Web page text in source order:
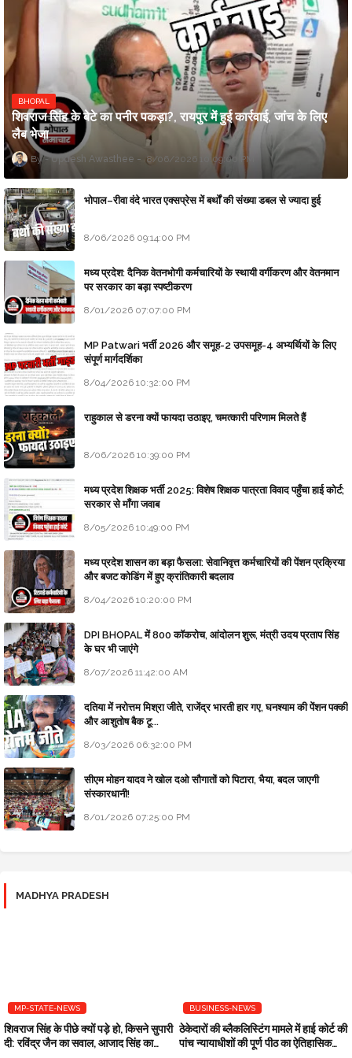
BHOPAL
शिवराज सिंह के बेटे का पनीर पकड़ा?, रायपुर में हुई कार्रवाई, जांच के लिए
लैब भेजा
Updesh Awasthee 8/06/2026 10:09:00 PM
भोपाल–रीवा वंदे भारत एक्सप्रेस में बर्थों की संख्या डबल से ज्यादा हुई
8/06/2026 09:14:00 PM
मध्य प्रदेश: दैनिक वेतनभोगी कर्मचारियों के स्थायी वर्गीकरण और वेतनमान
पर सरकार का बड़ा स्पष्टीकरण
8/01/2026 07:07:00 PM
MP Patwari भर्ती 2026 और समूह-2 उपसमूह-4 अभ्यर्थियों के लिए
संपूर्ण मार्गदर्शिका
8/04/2026 10:32:00 PM
राहुकाल से डरना क्यों फायदा उठाइए, चमत्कारी परिणाम मिलते हैं
8/06/2026 10:39:00 PM
मध्य प्रदेश शिक्षक भर्ती 2025: विशेष शिक्षक पात्रता विवाद पहुँचा हाई कोर्ट;
सरकार से माँगा जवाब
8/05/2026 10:49:00 PM
मध्य प्रदेश शासन का बड़ा फैसला: सेवानिवृत्त कर्मचारियों की पेंशन प्रक्रिया
और बजट कोडिंग में हुए क्रांतिकारी बदलाव
8/04/2026 10:20:00 PM
DPI BHOPAL में 800 कॉकरोच, आंदोलन शुरू, मंत्री उदय प्रताप सिंह
के घर भी जाएंगे
8/07/2026 11:42:00 AM
दतिया में नरोत्तम मिश्रा जीते, राजेंद्र भारती हार गए, घनश्याम की पेंशन पक्की
और आशुतोष बैक टू...
8/03/2026 06:32:00 PM
सीएम मोहन यादव ने खोल दओ सौगातों को पिटारा, भैया, बदल जाएगी
संस्कारधानी!
8/01/2026 07:25:00 PM
MADHYA PRADESH
MP-STATE-NEWS
शिवराज सिंह के पीछे क्यों पड़े हो, किसने सुपारी
दी: रविंद्र जैन का सवाल, आजाद सिंह का
BUSINESS-NEWS
ठेकेदारों की ब्लैकलिस्टिंग मामले में हाई कोर्ट की
पांच न्यायाधीशों की पूर्ण पीठ का ऐतिहासिक